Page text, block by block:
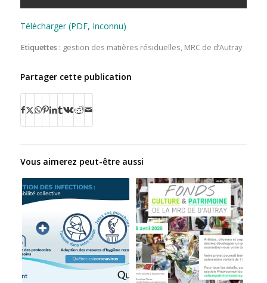
Télécharger (PDF, Inconnu)
Etiquettes : gestion des matières résiduelles, MRC de d’Autray
Partager cette publication
Vous aimerez peut-être aussi